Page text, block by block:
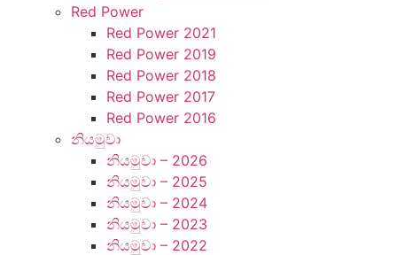
Red Power
Red Power 2021
Red Power 2019
Red Power 2018
Red Power 2017
Red Power 2016
නියමුවා
නියමුවා – 2026
නියමුවා – 2025
නියමුවා – 2024
නියමුවා – 2023
නියමුවා – 2022